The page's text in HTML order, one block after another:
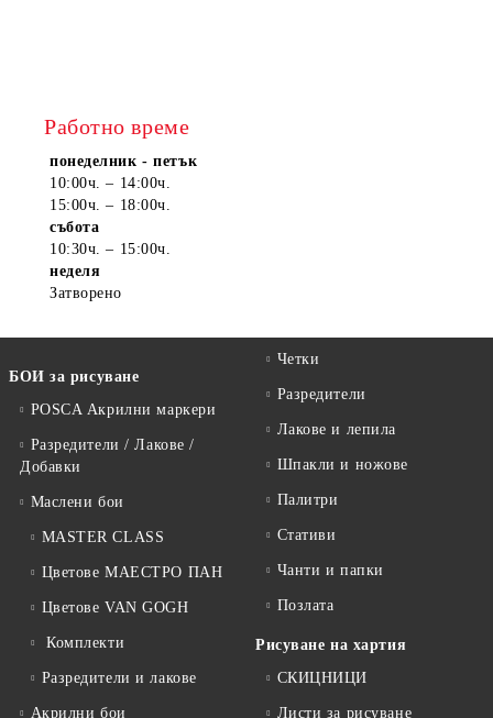
Работно време
понеделник - петък
10:00ч. – 14:00ч.
15:00ч. – 18:00ч.
събота
10:30ч. – 15:00ч.
неделя
Затворено
БОИ за рисуване
POSCA Акрилни маркери
Разредители / Лакове /
Добавки
Маслени бои
MASTER CLASS
Цветове МАЕСТРО ПАН
Цветове VAN GOGH
Комплекти
Разредители и лакове
Акрилни бои
Четки
Разредители
Лакове и лепила
Шпакли и ножове
Палитри
Стативи
Чанти и папки
Позлата
Рисуване на хартия
СКИЦНИЦИ
Листи за рисуване